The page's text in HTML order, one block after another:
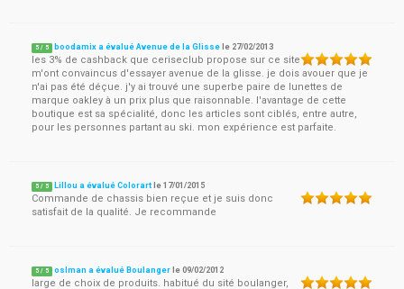
5 / 5 boodamix a évalué Avenue de la Glisse le 27/02/2013
les 3% de cashback que ceriseclub propose sur ce site
m'ont convaincus d'essayer avenue de la glisse. je dois avouer que je
n'ai pas été déçue. j'y ai trouvé une superbe paire de lunettes de
marque oakley à un prix plus que raisonnable. l'avantage de cette
boutique est sa spécialité, donc les articles sont ciblés, entre autre,
pour les personnes partant au ski. mon expérience est parfaite.
5 / 5 Lillou a évalué Colorart le17/01/2015
Commande de chassis bien reçue et je suis donc
satisfait de la qualité. Je recommande
5 / 5 oslman a évalué Boulanger le09/02/2012
large de choix de produits. habitué du sité boulanger,